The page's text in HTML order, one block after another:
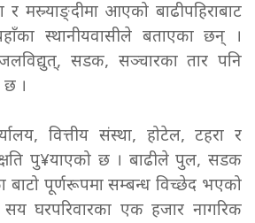
र मस्र्याङ्दीमा आएको बाढीपहिराबाट
स्थानीयवासीले बताएका छन् ।
सडक, सञ्चारका तार पनि
।
वित्तीय संस्था, होटेल, टहरा र
पु¥याएको छ । बाढीले पुल, सडक
बाटो पूर्णरूपमा सम्बन्ध विच्छेद भएको
घरपरिवारका एक हजार नागरिक